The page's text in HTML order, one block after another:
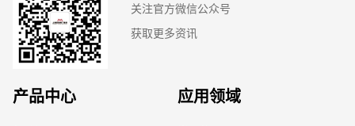
关注官方微信公众号
获取更多资讯
产品中心 应用领域